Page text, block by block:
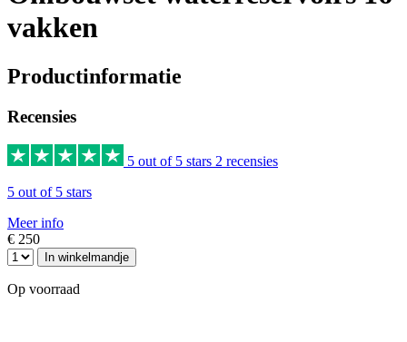
vakken
Productinformatie
Recensies
5 out of 5 stars 2 recensies
5 out of 5 stars
Meer info
€ 250
In winkelmandje
Op voorraad